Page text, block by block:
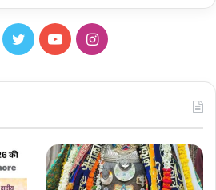
TwitterYouTubeInstagram